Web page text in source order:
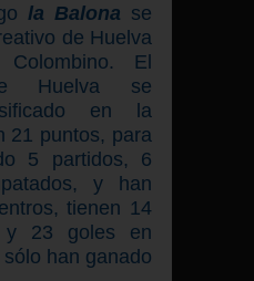
la Balona se
de Huelva
El
Huelva se
en la
21 puntos, para
5 partidos, 6
y han
tienen 14
23 goles en
han ganado